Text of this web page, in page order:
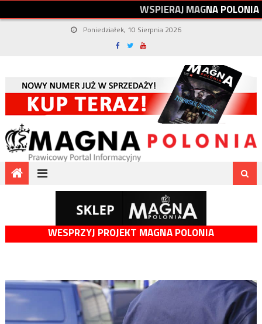
WSPIERAJMAGNAPOLONIA
Poniedziałek, 10 Sierpnia 2026
WESPRZYJ PROJEKT MAGNA POLONIA